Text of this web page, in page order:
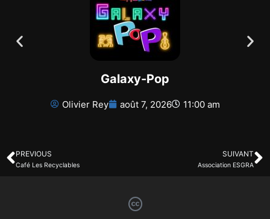
Galaxy-Pop
Olivier Rey août 7, 2026 11:00 am
PREVIOUS
Café Les Recyclables
SUIVANT
Association ESGRA